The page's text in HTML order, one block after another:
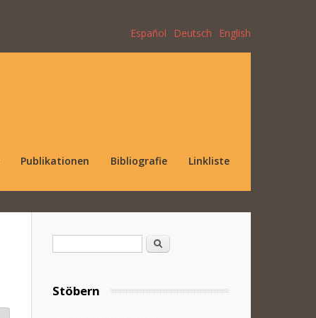
Español Deutsch English
Publikationen Bibliografie Linkliste
Suche
Stöbern